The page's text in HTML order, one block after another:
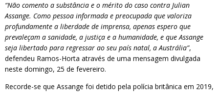
“Não comento a substância e o mérito do caso contra Julian
Assange. Como pessoa informada e preocupada que valoriza
profundamente a liberdade de imprensa, apenas espero que
prevaleçam a sanidade, a justiça e a humanidade, e que Assange
seja libertado para regressar ao seu país natal, a Austrália”,
defendeu Ramos-Horta através de uma mensagem divulgada
neste domingo, 25 de fevereiro.
Recorde-se que Assange foi detido pela polícia britânica em 2019,